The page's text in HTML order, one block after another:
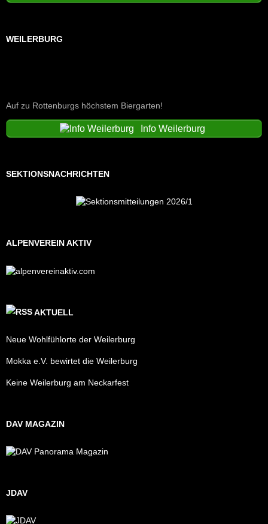
WEILERBURG
Auf zu Rottenburgs höchstem Biergarten!
Info Weilerburg
SEKTIONSNACHRICHTEN
ALPENVEREIN AKTIV
AKTUELL
Neue Wohlfühlorte der Weilerburg
Mokka e.V. bewirtet die Weilerburg
Keine Weilerburg am Neckarfest
DAV MAGAZIN
JDAV